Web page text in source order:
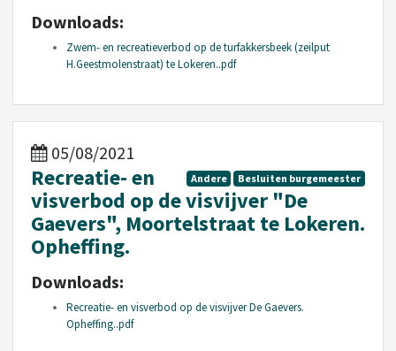
Downloads:
Zwem- en recreatieverbod op de turfakkersbeek (zeilput
H.Geestmolenstraat) te Lokeren..pdf
05/08/2021
Andere Besluiten burgemeester
Recreatie- en
visverbod op de visvijver "De
Gaevers", Moortelstraat te Lokeren.
Opheffing.
Downloads:
Recreatie- en visverbod op de visvijver De Gaevers.
Opheffing..pdf